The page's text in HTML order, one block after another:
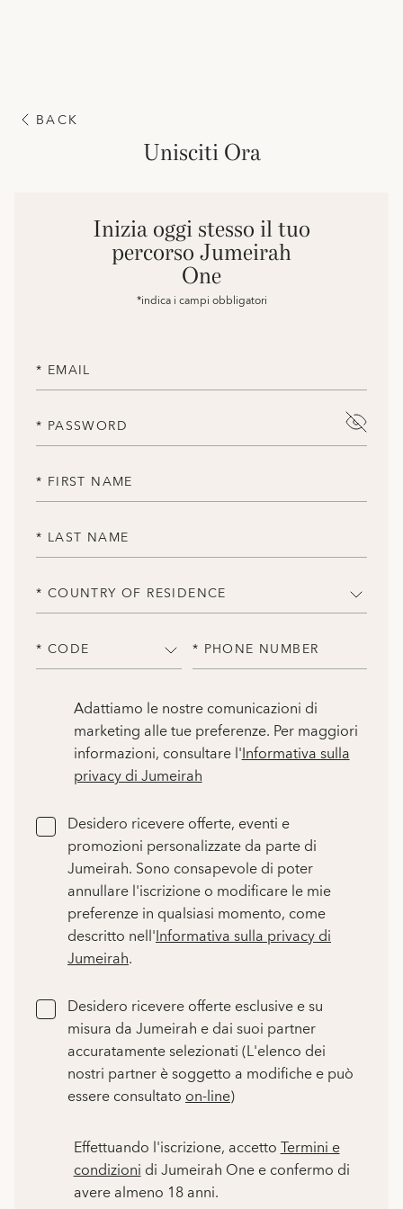
BACK
Unisciti Ora
Inizia oggi stesso il tuo
percorso Jumeirah
One
*indica i campi obbligatori
* EMAIL
* PASSWORD
* FIRST NAME
* LAST NAME
* COUNTRY OF RESIDENCE
* CODE * PHONE NUMBER
Adattiamo le nostre comunicazioni di
marketing alle tue preferenze. Per maggiori
informazioni, consultare l'Informativa sulla
privacy di Jumeirah
Desidero ricevere offerte, eventi e
promozioni personalizzate da parte di
Jumeirah. Sono consapevole di poter
annullare l'iscrizione o modificare le mie
preferenze in qualsiasi momento, come
descritto nell'Informativa sulla privacy di
Jumeirah.
Desidero ricevere offerte esclusive e su
misura da Jumeirah e dai suoi partner
accuratamente selezionati (L'elenco dei
nostri partner è soggetto a modifiche e può
essere consultatoon-line)
Effettuando l'iscrizione, accettoTermini e
condizionidi Jumeirah One e confermo di
avere almeno 18 anni.